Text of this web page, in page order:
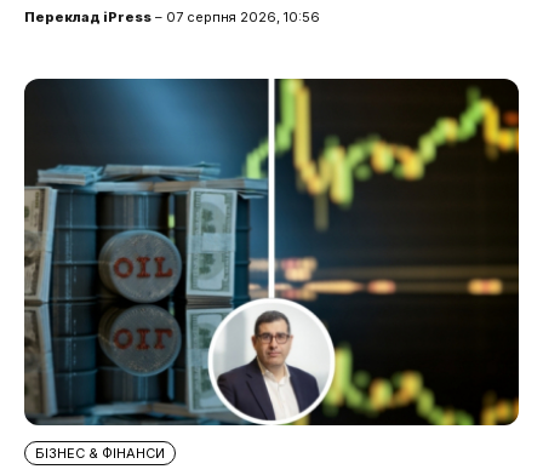
Переклад iPress – 07 серпня 2026, 10:56
БІЗНЕС & ФІНАНСИ